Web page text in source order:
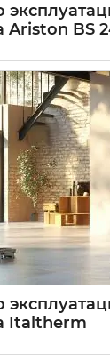
Ariston BS
Italtherm